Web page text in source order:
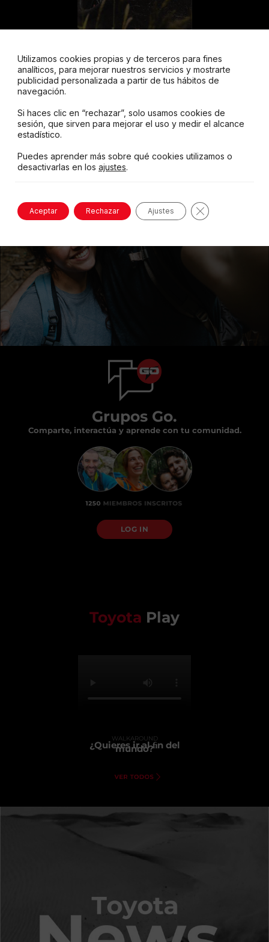
Grupos Go.
Comparte, interactúa y aprende con tu comunidad.
LOG IN
Toyota Play
WALKAROUND
¿Quieres ir al ﬁn del
mundo?
Utilizamos cookies propias y de terceros para fines
analíticos, para mejorar nuestros servicios y mostrarte
publicidad personalizada a partir de tus hábitos de
navegación.
Si haces clic en “rechazar”, solo usamos cookies de
sesión, que sirven para mejorar el uso y medir el alcance
estadístico.
Puedes aprender más sobre qué cookies utilizamos o
desactivarlas en los ajustes.
Aceptar Rechazar Ajustes Cerrar el